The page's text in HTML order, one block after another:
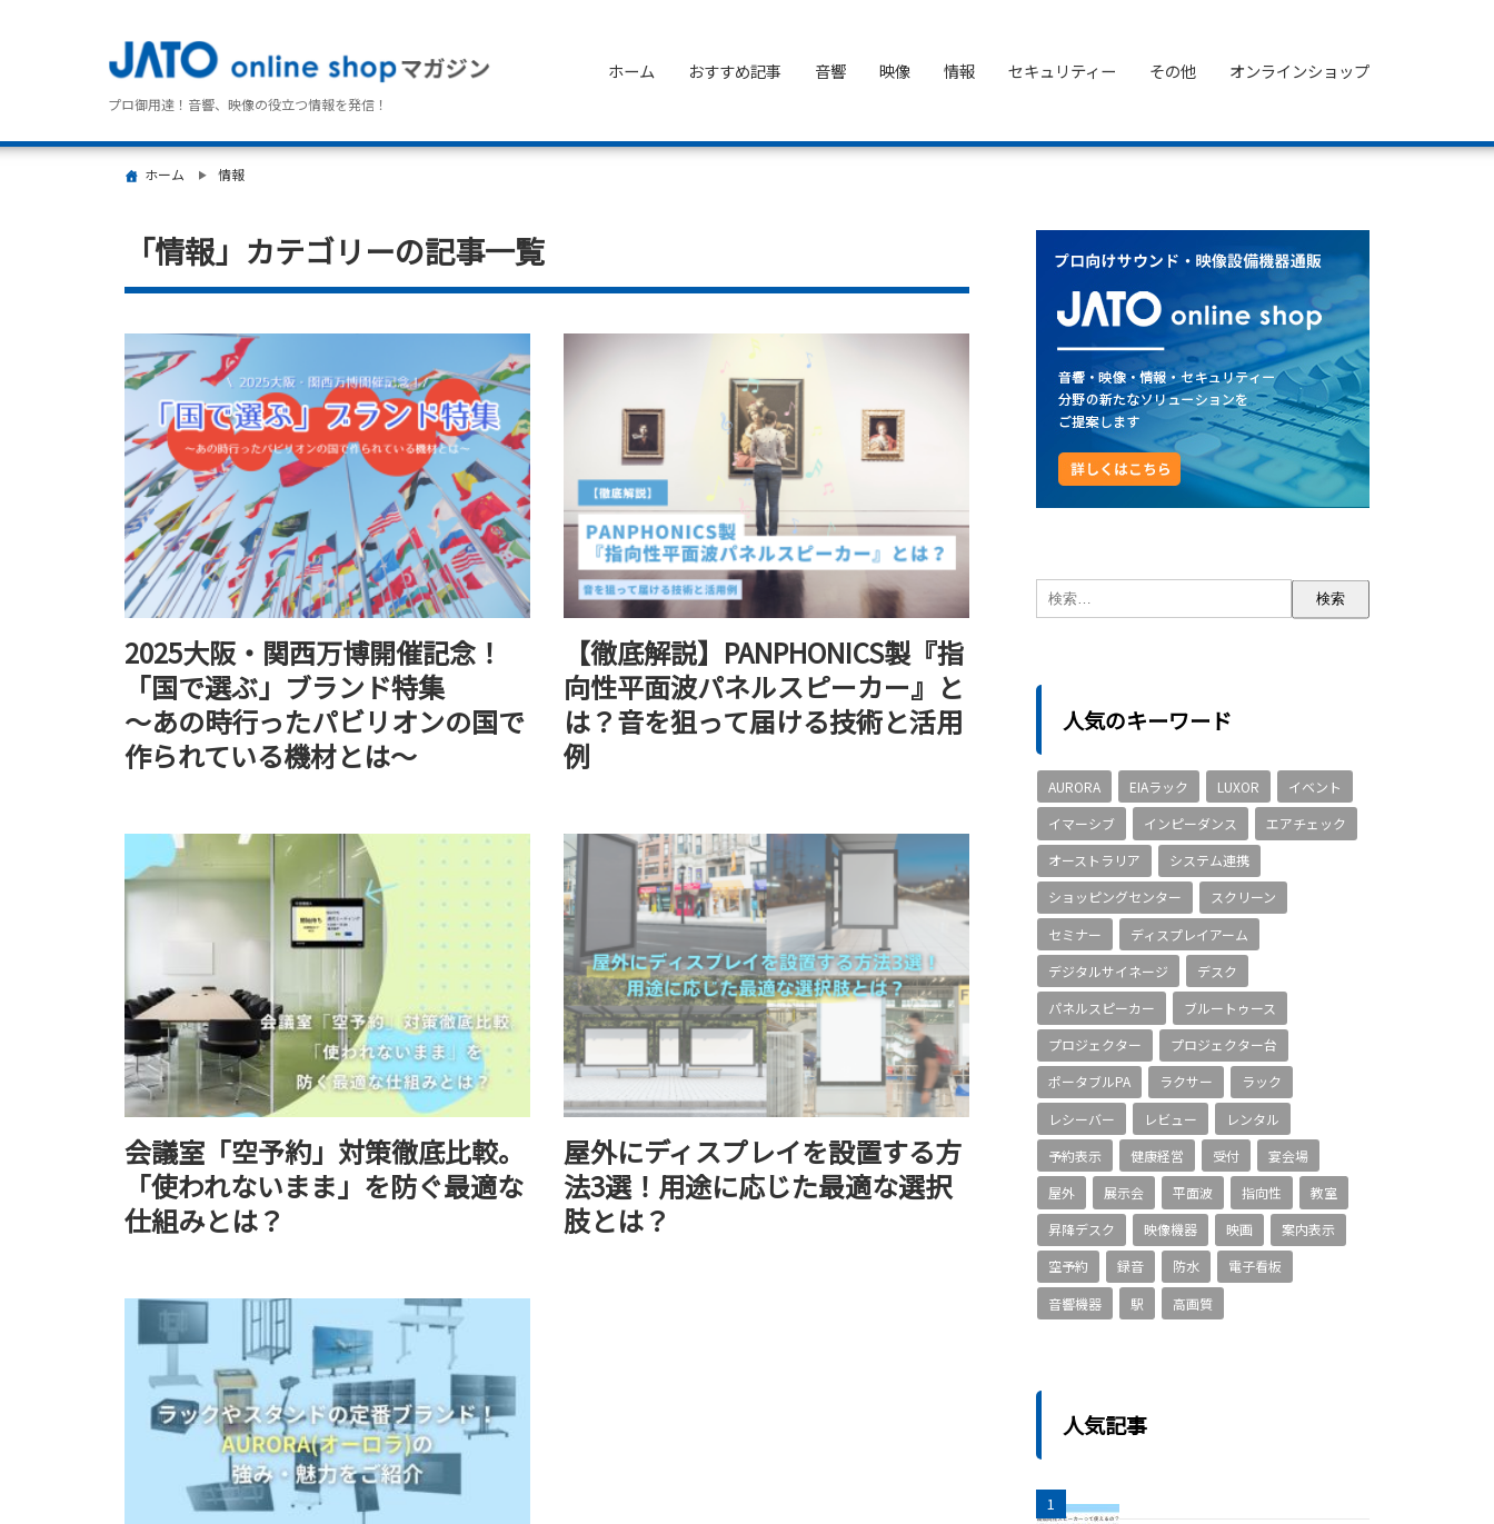
プロ御用達！音響、映像の役立つ情報を発信！
ホーム おすすめ記事 音響 映像 情報 セキュリティー その他 オンラインショップ
ホーム 情報
「情報」カテゴリーの記事一覧
2025大阪・関西万博開催記念！
「国で選ぶ」ブランド特集
～あの時行ったパビリオンの国で
作られている機材とは～
【徹底解説】PANPHONICS製『指
向性平面波パネルスピーカー』と
は？音を狙って届ける技術と活用
例
会議室「空予約」対策徹底比較。
「使われないまま」を防ぐ最適な
仕組みとは？
屋外にディスプレイを設置する方
法3選！用途に応じた最適な選択
肢とは？
人気のキーワード
AURORA EIAラック LUXOR
イベント
イマーシブ
インピーダンス
エアチェック
オーストラリア
システム連携
ショッピングセンター
スクリーン
セミナー
ディスプレイアーム
デジタルサイネージ
デスク
パネルスピーカー
ブルートゥース
プロジェクター
プロジェクター台
ポータブルPA
ラクサー
ラック
レシーバー
レビュー
レンタル
予約表示
健康経営 受付
宴会場
屋外
展示会 平面波 指向性
教室
昇降デスク
映像機器 映画
案内表示
空予約
録音 防水
電子看板
音響機器
駅 高画質
人気記事